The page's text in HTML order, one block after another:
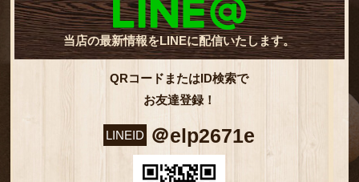
当店の最新情報をLINEに配信いたします。
QRコードまたはID検索で
お友達登録！
LINEID ＠elp2671e